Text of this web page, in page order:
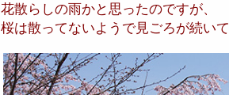
花散らしの雨かと思ったのですが、
桜は散ってないようで見ごろが続い